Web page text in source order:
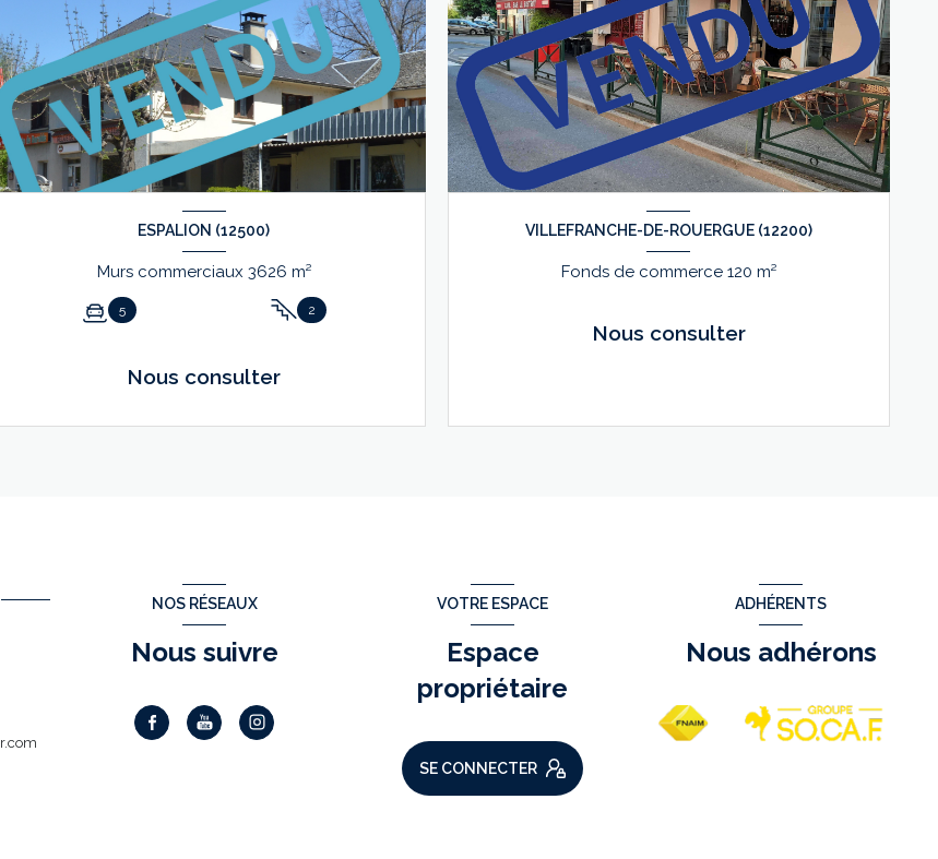
ESPALION (12500)
Murs commerciaux 3626 m²
5 2
Nous consulter
VILLEFRANCHE-DE-ROUERGUE (12200)
Fonds de commerce 120 m²
Nous consulter
NOS RÉSEAUX
Nous suivre
VOTRE ESPACE
Espace
propriétaire
SE CONNECTER
ADHÉRENTS
Nous adhérons